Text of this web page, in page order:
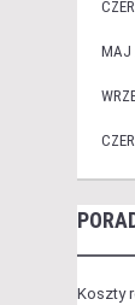
MAJ
Koszty